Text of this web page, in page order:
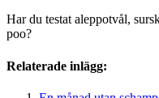
Har du testat aleppotvål,
poo?
Relaterade inlägg: